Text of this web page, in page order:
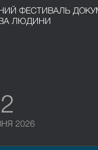
ФЕСТИВАЛЬ
ЛЮДИНИ
2026